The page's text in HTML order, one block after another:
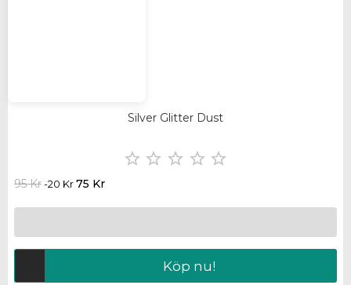
Silver Glitter Dust
    
95 Kr-20 Kr75 Kr
Köp nu!